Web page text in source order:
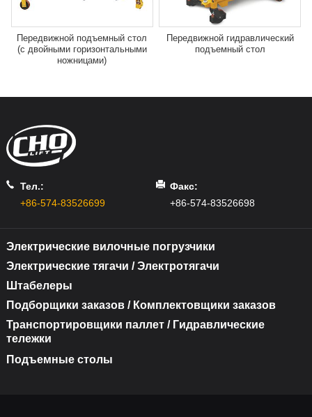
Передвижной подъемный стол
(с двойными горизонтальными
ножницами)
Передвижной гидравлический
подъемный стол
Тел.:
+86-574-83526699
Факс:
+86-574-83526698
Электрические вилочные погрузчики
Электрические тягачи / Электротягачи
Штабелеры
Подборщики заказов / Комплектовщики заказов
Транспортировщики паллет / Гидравлические
тележки
Подъемные столы